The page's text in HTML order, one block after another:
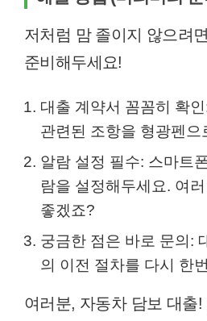
저처럼 맘 졸이지 않으려
준비해두세요!
대출 계약서 꼼꼼히 확
관련된 조항을 형광펜으
알람 설정 필수: 스마트
람을 설정해두세요. 여
좋겠죠?
궁금한 점은 바로 문의:
의 이전 절차를 다시 한
여러분, 자동차 담보 대출